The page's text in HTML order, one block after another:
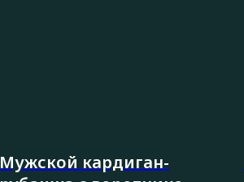
Мужской кардиган-